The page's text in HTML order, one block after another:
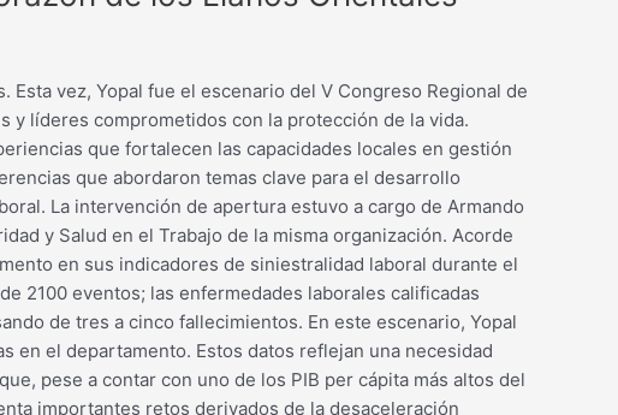
vez, Yopal fue el escenario del V Congreso Regional de
y líderes comprometidos con la protección de la vida.
que fortalecen las capacidades locales en gestión
que abordaron temas clave para el desarrollo
La intervención de apertura estuvo a cargo de Armando
y Salud en el Trabajo de la misma organización. Acorde
en sus indicadores de siniestralidad laboral durante el
2100 eventos; las enfermedades laborales calificadas
de tres a cinco fallecimientos. En este escenario, Yopal
en el departamento. Estos datos reflejan una necesidad
pese a contar con uno de los PIB per cápita más altos del
importantes retos derivados de la desaceleración